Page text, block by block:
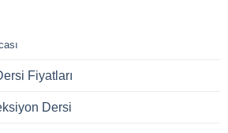
Fiyatları
Dersi